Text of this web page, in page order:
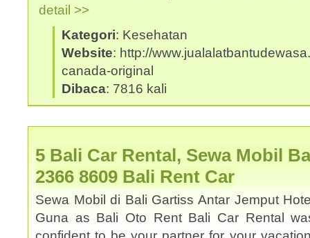
detail >>
Kategori: Kesehatan
Website: http://
canada-original
Dibaca: 7816 kali
5 Bali Car Rental, Sewa Mobil
2366 8609 Bali Rent Car
Sewa Mobil di Bali Gartiss Antar Jemput
Guna as Bali Oto Rent Bali Car Rental